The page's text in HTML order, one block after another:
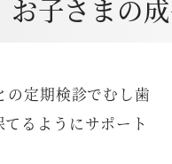
子さまの
の定期検診でむし歯
るようにサポート